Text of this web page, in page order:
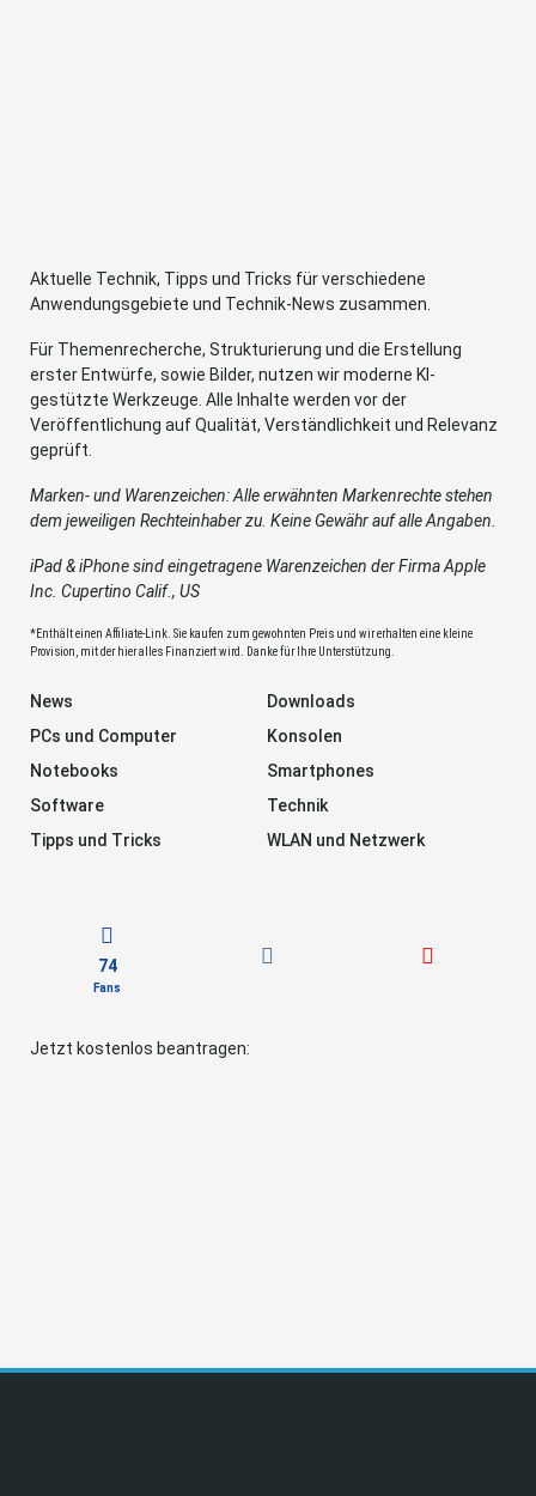
Aktuelle Technik, Tipps und Tricks für verschiedene
Anwendungsgebiete und Technik-News zusammen.
Für Themenrecherche, Strukturierung und die Erstellung
erster Entwürfe, sowie Bilder, nutzen wir moderne KI-
gestützte Werkzeuge. Alle Inhalte werden vor der
Veröffentlichung auf Qualität, Verständlichkeit und Relevanz
geprüft.
Marken- und Warenzeichen: Alle erwähnten Markenrechte stehen
dem jeweiligen Rechteinhaber zu. Keine Gewähr auf alle Angaben.
iPad & iPhone sind eingetragene Warenzeichen der Firma Apple
Inc. Cupertino Calif., US
*Enthält einen Affiliate-Link. Sie kaufen zum gewohnten Preis und wir erhalten eine kleine
Provision, mit der hier alles Finanziert wird. Danke für Ihre Unterstützung.
News
Downloads
PCs und Computer
Konsolen
Notebooks
Smartphones
Software
Technik
Tipps und Tricks
WLAN und Netzwerk
74
Fans
Jetzt kostenlos beantragen: